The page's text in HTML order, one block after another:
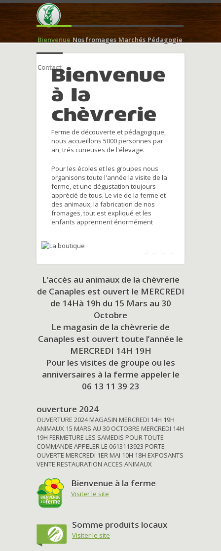
Bienvenue Nos fromages Marchés Pédagogie
ContactBienvenue
à la
chèvrerie
Ferme de découverte et pédagogique,
nous accueillons 5000 personnes par
an, trés curieuses de l'élevage.
Pour les écoles et les groupes nous
organisons toute l'année la visite de la
ferme, et une dégustation toujours
apprécié de tous. Le vie de la ferme et
des animaux, la fabrication de nos
fromages, tout est expliqué et les
enfants apprennent énormément
L’accès au animaux de la chèvrerie
de Canaples est ouvert le MERCREDI
de 14Hà 19h du 15 Mars au 30
Octobre
Le magasin de la chèvrerie de
Canaples est ouvert toute l’année le
MERCREDI 14H 19H
Pour les visites de groupe ou les
anniversaires à la ferme appeler le
06 13 11 39 23
ouverture 2024
OUVERTURE 2024 MAGASIN MERCREDI 14H 19H
ANIMAUX 15 MARS AU 30 OCTOBRE MERCREDI 14H
19H FERMETURE LES SAMEDIS POUR TOUTE
COMMANDE APPELER LE 0613113923 PORTE
OUVERTE MERCREDI 1ER MAI 10H 18H EXPOSANTS
VENTE RESTAURATION ACCES ANIMAUX
Bienvenue à la ferme
Visiter le site
Somme produits locaux
Visiter le site